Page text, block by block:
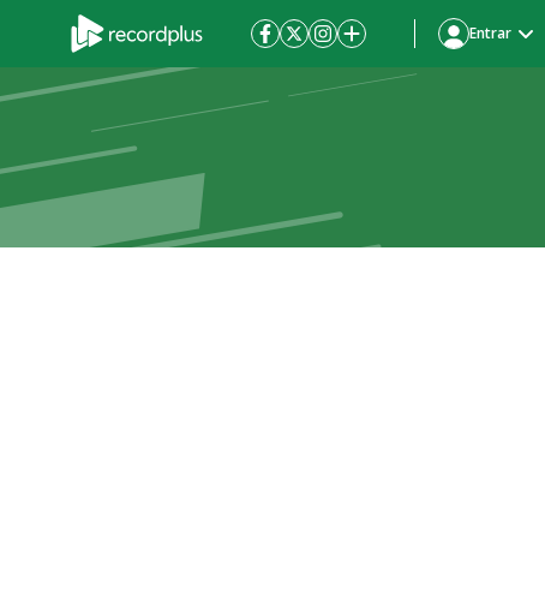
Entrar